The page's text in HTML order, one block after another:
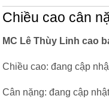
Chiều cao cân
MC Lê Thùy Linh cao
Chiều cao: đang cập
Cân nặng: đang cập nhật